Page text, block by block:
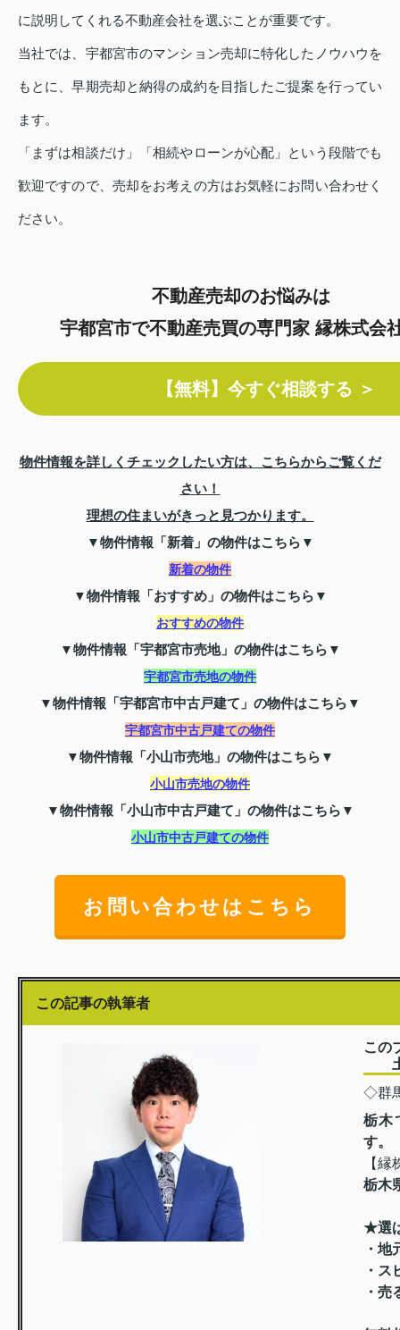
に説明してくれる不動産会社を選ぶことが重要です。
当社では、宇都宮市のマンション売却に特化したノウハウを
もとに、早期売却と納得の成約を目指したご提案を行ってい
ます。
「まずは相談だけ」「相続やローンが心配」という段階でも
歓迎ですので、売却をお考えの方はお気軽にお問い合わせく
ださい。
不動産売却のお悩みは
宇都宮市で不動産売買の専門家 縁株式会
【無料】今すぐ相談する ＞
物件情報を詳しくチェックしたい方は、こちらからご覧くだ
さい！
理想の住まいがきっと見つかります。
▼物件情報「新着」の物件はこちら▼
新着の物件
▼物件情報「おすすめ」の物件はこちら▼
おすすめの物件
▼物件情報「宇都宮市売地」の物件はこちら▼
宇都宮市売地の物件
▼物件情報「宇都宮市中古戸建て」の物件はこちら▼
宇都宮市中古戸建ての物件
▼物件情報「小山市売地」の物件はこちら▼
小山市売地の物件
▼物件情報「小山市中古戸建て」の物件はこちら▼
小山市中古戸建ての物件
お問い合わせはこちら
この記事の執筆者
この
土
◇群
栃木
す。
【
栃木
★選
・地
・
・